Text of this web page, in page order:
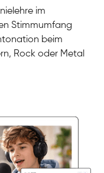
im
Stimmumfang
beim
Rock oder Metal